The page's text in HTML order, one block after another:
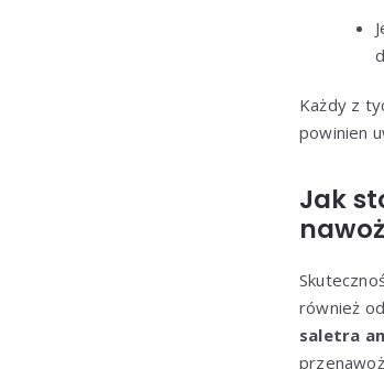
Każdy z
powinien
Jak
również
saletra